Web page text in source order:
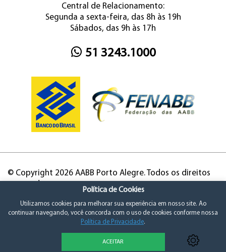
Central de Relacionamento:
Segunda a sexta-feira, das 8h às 19h
Sábados, das 9h às 17h
51 3243.1000
© Copyright 2026 AABB Porto Alegre. Todos os direitos
Política de Cookies
Utilizamos cookies para melhorar sua experiência em nosso site. Ao
continuar navegando, você concorda com o uso de cookies conforme nossa
Política de Privacidade.
ACEITAR